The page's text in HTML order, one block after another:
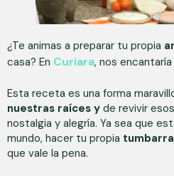
¿Te animas a preparar tu propia
casa? En Curiara, nos
Esta receta es una forma
nuestras raíces y de revivir
nostalgia y alegría. Ya sea que
mundo, hacer tu propia
que vale la pena.